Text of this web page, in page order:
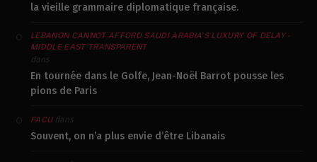
la vieille grammaire diplomatique française.
LEBANON CANNOT AFFORD SAUDI ARABIA’S LUXURY OF DELAY -
MIDDLE EAST TRANSPARENT
dans
En tournée dans le Golfe, Jean-Noël Barrot pousse les
pions de Paris
FACUdans
Souvent, on n’a plus envie d’être Libanais